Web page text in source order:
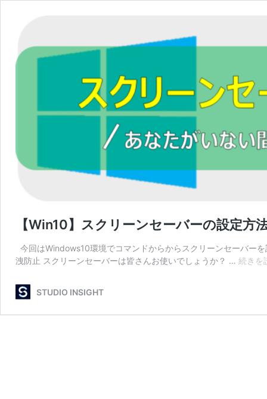
【Win10】スクリーンセーバーの設定方
今回はWindows10環境でコマンドからからスクリーンセーバー
洩防止 スクリーンセーバーは皆さんお使いでしょうか？ … 続きを
STUDIO INSIGHT